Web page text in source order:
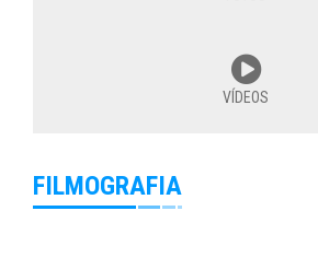
VÍDEOS
FILMOGRAFIA